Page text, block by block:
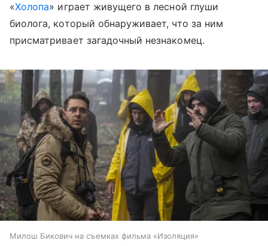
«Холопа» играет живущего в лесной глуши
биолога, который обнаруживает, что за ним
присматривает загадочный незнакомец.
Милош Бикович на съемках фильма «Изоляция»